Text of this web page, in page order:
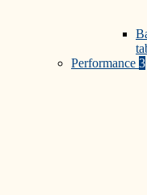
Performance 3